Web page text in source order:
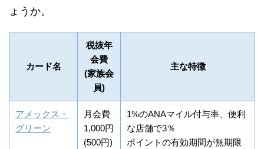
ょうか。
カード名
税抜年
会費
(家族会
員)
主な特徴
アメックス・
グリーン
月会費
1,000円
(500円)
1%のANAマイル付与率、便利
な店舗で3％
ポイントの有効期間が無期限